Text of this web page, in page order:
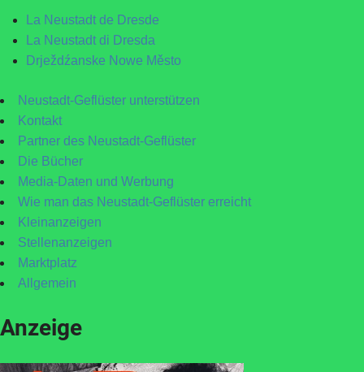
La Neustadt de Dresde
La Neustadt di Dresda
Drježdźanske Nowe Město
Neustadt-Geflüster unterstützen
Kontakt
Partner des Neustadt-Geflüster
Die Bücher
Media-Daten und Werbung
Wie man das Neustadt-Geflüster erreicht
Kleinanzeigen
Stellenanzeigen
Marktplatz
Allgemein
Anzeige